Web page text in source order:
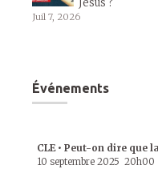
Jésus ?
Juil 7, 2026
Événements
CLE • Peut-on dire que
10 septembre 2025 20h00